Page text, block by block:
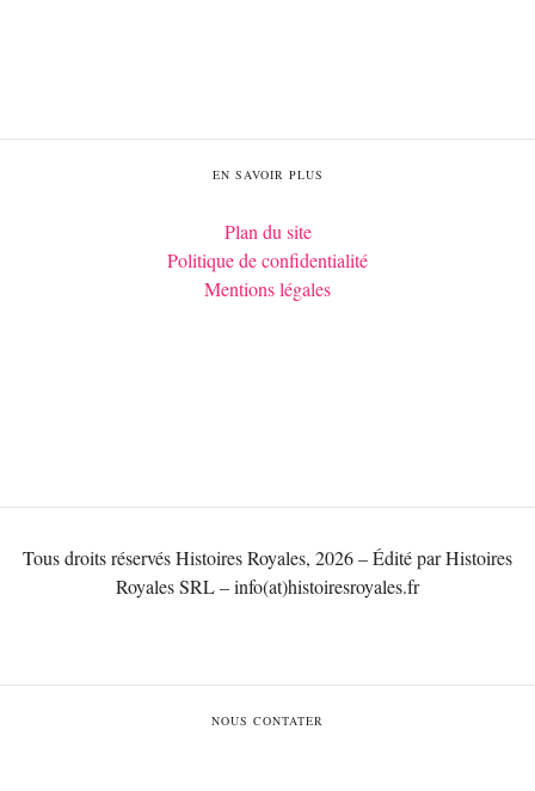
EN SAVOIR PLUS
Plan du site
Politique de confidentialité
Mentions légales
Tous droits réservés Histoires Royales, 2026 – Édité par Histoires
Royales SRL – info(at)histoiresroyales.fr
NOUS CONTATER